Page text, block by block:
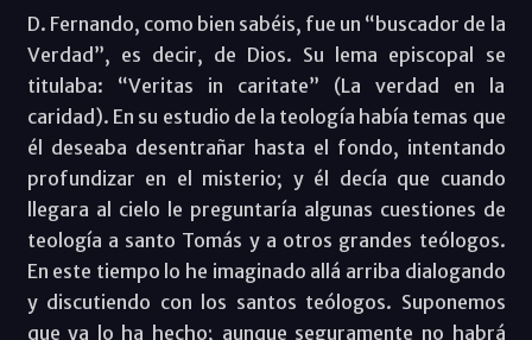
D. Fernando, como bien sabéis, fue un “buscador de la
Verdad”, es decir, de Dios. Su lema episcopal se
titulaba: “Veritas in caritate” (La verdad en la
caridad). En su estudio de la teología había temas que
él deseaba desentrañar hasta el fondo, intentando
profundizar en el misterio; y él decía que cuando
llegara al cielo le preguntaría algunas cuestiones de
teología a santo Tomás y a otros grandes teólogos.
En este tiempo lo he imaginado allá arriba dialogando
y discutiendo con los santos teólogos. Suponemos
que ya lo ha hecho; aunque seguramente no habrá